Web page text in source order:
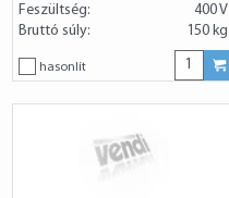
Feszültség:
400 V
Bruttó súly:
150 kg
hasonlít